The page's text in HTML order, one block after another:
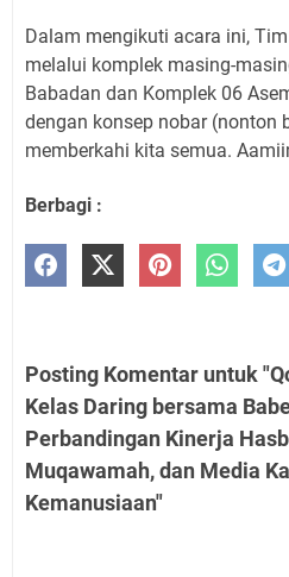
Dalam mengikuti acara ini,
melalui komplek masing-
Babadan dan Komplek 06
dengan konsep nobar (nonton
memberkahi kita semua.
Berbagi :
Posting Komentar untuk
Kelas Daring bersama
Perbandingan Kinerja
Muqawamah, dan Media
Kemanusiaan"